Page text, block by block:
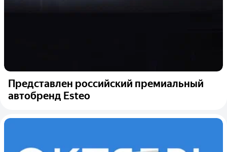
Представлен российский премиальный
автобренд Esteo